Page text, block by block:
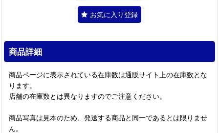
お気に入り登録
商品詳細
商品ページに表示されている在庫数は通販サイト上の在庫数とな
ります。
店舗の在庫数とは異なりますのでご注意ください。
商品写真は見本のため、発送する商品と同一であるとは限りませ
ん。